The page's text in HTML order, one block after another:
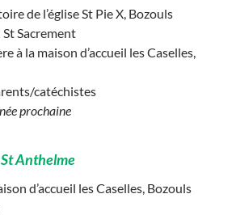
de l’église St Pie X, Bozouls
Sacrement
à la maison d’accueil les Caselles,
catéchistes
prochaine
St Anthelme
d’accueil les Caselles, Bozouls